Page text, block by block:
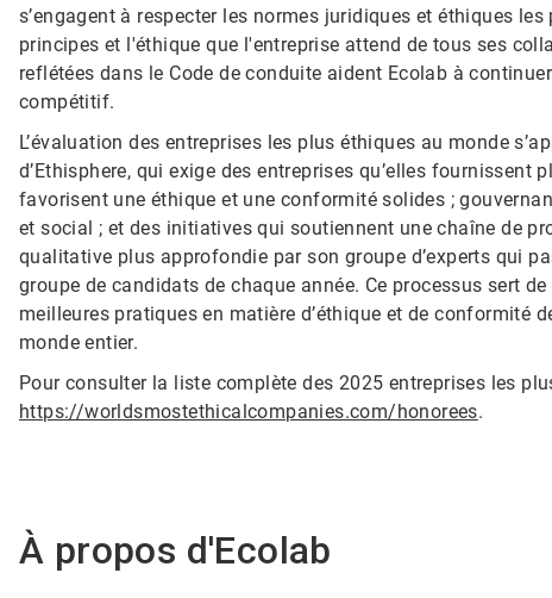
s’engagent à respecter les normes juridiques et éthiques les
principes et l'éthique que l'entreprise attend de tous ses
reflétées dans le Code de conduite aident Ecolab à
compétitif.
L’évaluation des entreprises les plus éthiques au monde
d’Ethisphere, qui exige des entreprises qu’elles
favorisent une éthique et une conformité solides ;
et social ; et des initiatives qui soutiennent une chaîne de
qualitative plus approfondie par son groupe d’experts qui
groupe de candidats de chaque année. Ce processus sert
meilleures pratiques en matière d’éthique et de conformité
monde entier.
Pour consulter la liste complète des 2025 entreprises les
https://worldsmostethicalcompanies.com/honorees.
À propos d'Ecolab